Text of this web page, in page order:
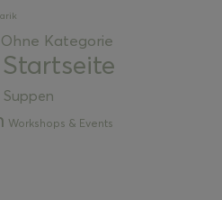
Ohne Kategorie
Startseite
Suppen
Workshops & Events